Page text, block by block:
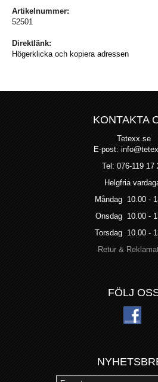
Artikelnummer:
52501
Direktlänk:
Högerklicka och kopiera adressen
KONTAKTA
Tetexx.se
E-post:
Tel: 076-119 17
Helgfria
Måndag 10.00 -
Onsdag 10.00 -
Torsdag 10.00 -
Retur &
FÖLJ